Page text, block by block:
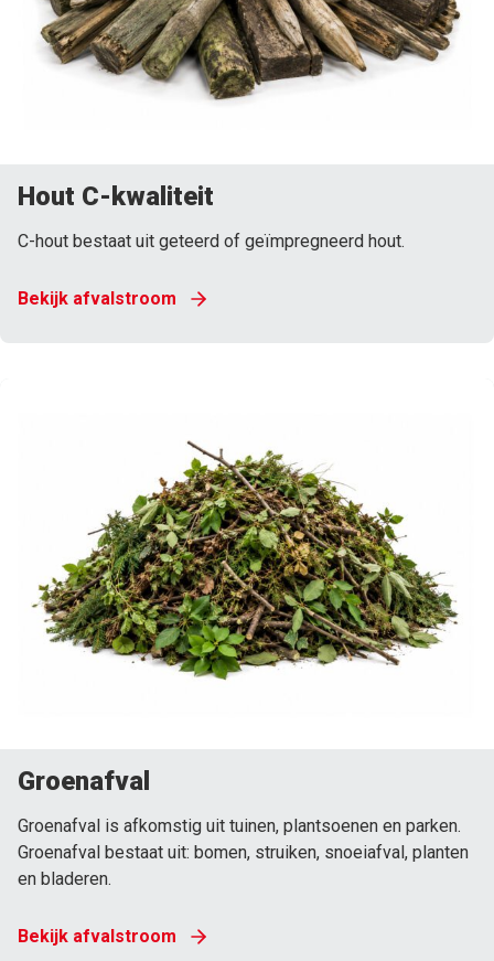
Hout C-kwaliteit
C-hout bestaat uit geteerd of geïmpregneerd hout.
Bekijk afvalstroom
Groenafval
Groenafval is afkomstig uit tuinen, plantsoenen en parken.
Groenafval bestaat uit: bomen, struiken, snoeiafval, planten
en bladeren.
Bekijk afvalstroom